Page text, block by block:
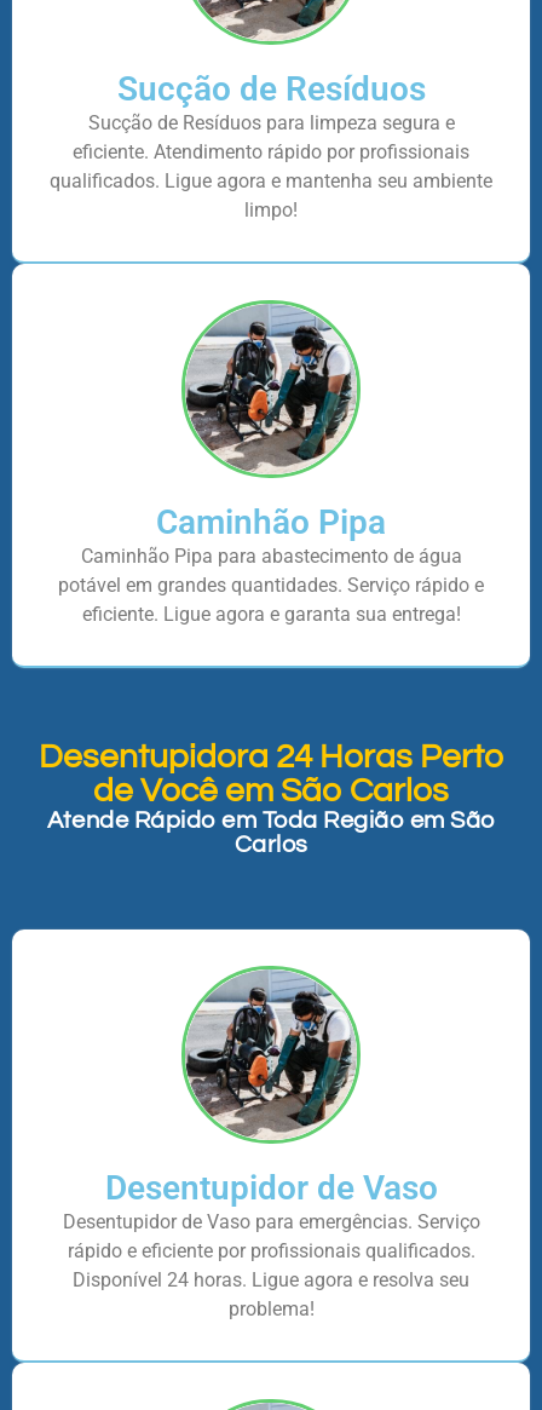
Sucção de Resíduos
Sucção de Resíduos para limpeza segura e
eficiente. Atendimento rápido por profissionais
qualificados. Ligue agora e mantenha seu ambiente
limpo!
Caminhão Pipa
Caminhão Pipa para abastecimento de água
potável em grandes quantidades. Serviço rápido e
eficiente. Ligue agora e garanta sua entrega!
Desentupidora 24 Horas Perto
de Você em São Carlos
Atende Rápido em Toda Região em São
Carlos
Desentupidor de Vaso
Desentupidor de Vaso para emergências. Serviço
rápido e eficiente por profissionais qualificados.
Disponível 24 horas. Ligue agora e resolva seu
problema!